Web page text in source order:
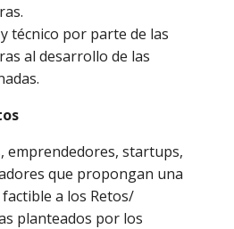
técnico por parte de las
al desarrollo de las
emprendedores, startups,
que propongan una
a los Retos/
planteados por los